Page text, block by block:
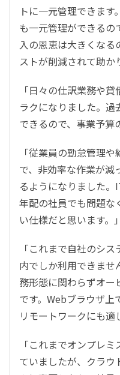
トに一元管理できま
も一元管理ができるの
入の恩恵は大きくなる
ストが削減されて助か
「日々の仕訳業務や
ラクになりました。
できるので、事業予算
「従業員の勤怠管理
で、非効率な作業が減
るようになりました
年配の社員でも問題な
い仕様だと思います。」
「これまで自社のシ
内でしか利用できませ
務形態に関わらずオー
です。Webブラウザ上
リモートワークにも適
「これまでオンプレ
ていましたが、クラウ